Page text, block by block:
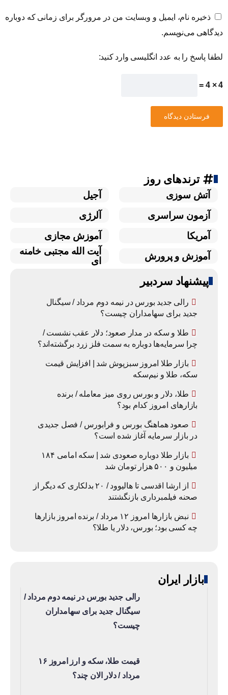
ذخیره نام، ایمیل و وبسایت من در مرورگر برای زمانی که دوباره
دیدگاهی می‌نویسم.
لطفا پاسخ را به عدد انگلیسی وارد کنید:
4 × 4 =
ترندهای روز
آتش سوزی
آجیل
آزمون سراسری
آلرژی
آمریکا
آموزش مجازی
آموزش و پرورش
آیت الله مجتبی خامنه
ای
پیشنهاد سردبیر
رالی جدید بورس در نیمه دوم مرداد / سیگنال
جدید برای سهامداران چیست؟
طلا و سکه در مدار صعود؛ دلار عقب نشست /
چرا سرمایه‌ها دوباره به سمت فلز زرد برگشته‌اند؟
بازار طلا امروز سبزپوش شد | افزایش قیمت
سکه، طلا و نیم‌سکه
طلا، دلار و بورس روی میز معامله / برنده
بازارهای امروز کدام بود؟
صعود هماهنگ بورس و فرابورس / فصل جدیدی
در بازار سرمایه آغاز شده است؟
بازار طلا دوباره صعودی شد | سکه امامی ۱۸۴
میلیون و ۵۰۰ هزار تومان شد
از ارشا اقدسی تا هالیوود / ۲۰ بدلکاری که دیگر از
صحنه فیلمبرداری بازنگشتند
نبض بازارها امروز ۱۲ مرداد / برنده امروز بازارها
چه کسی بود؛ بورس، دلار یا طلا؟
بازار ایران
رالی جدید بورس در نیمه دوم مرداد /
سیگنال جدید برای سهامداران
چیست؟
قیمت طلا، سکه و ارز امروز ۱۶
مرداد / دلار الان چند؟